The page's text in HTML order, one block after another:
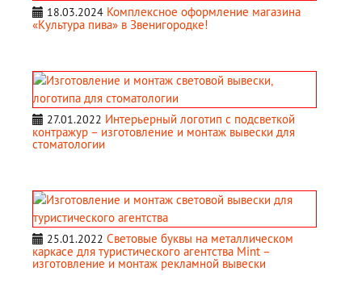
18.03.2024 Комплексное оформление магазина
«Культура пива» в Звенигородке!
27.01.2022 Интерьерный логотип с подсветкой
контражур – изготовление и монтаж вывески для
стоматологии
25.01.2022 Световые буквы на металлическом
каркасе для туристического агентства Mint –
изготовление и монтаж рекламной вывески